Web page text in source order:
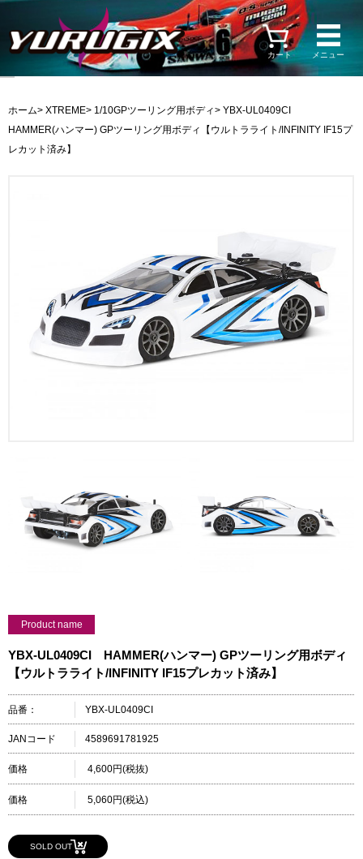
カート メニュー
ホーム> XTREME> 1/10GPツーリング用ボディ> YBX-UL0409CI
HAMMER(ハンマー) GPツーリング用ボディ【ウルトラライト/INFINITY IF15プ
レカット済み】
Product name
YBX-UL0409CI HAMMER(ハンマー) GPツーリング用ボディ
【ウルトラライト/INFINITY IF15プレカット済み】
品番： YBX-UL0409CI
JANコード 4589691781925
価格 4,600円(税抜)
価格 5,060円(税込)
SOLD OUT